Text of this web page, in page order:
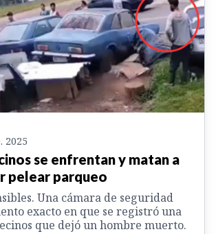
2025
se enfrentan y matan a
pelear parqueo
Una cámara de seguridad
exacto en que se registró una
que dejó un hombre muerto.